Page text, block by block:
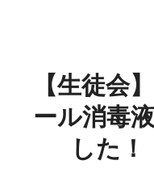
【生徒会
ール消毒
した！